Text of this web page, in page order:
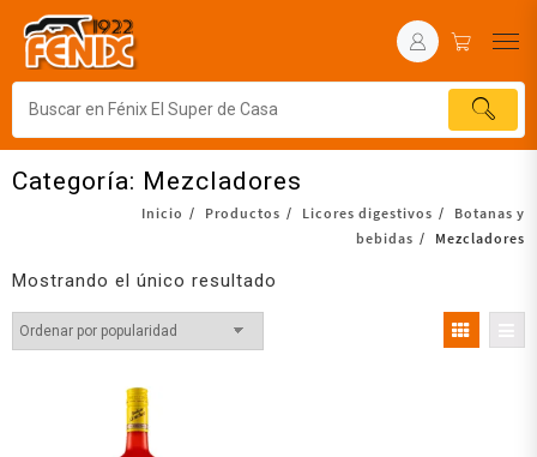
Categoría: Mezcladores
Inicio Productos Licores digestivos
Botanas y
bebidas
Mezcladores
Mostrando el único resultado